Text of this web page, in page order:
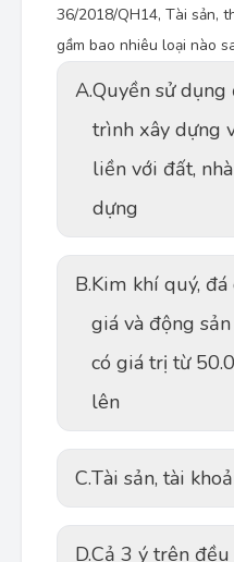
36/2018/QH14, Tài sản,
gầm bao nhiêu loại nào
A.Quyền sử dụng
trình xây dựng
liền với đất,
dựng
B.Kim khí quý,
giá và động
có giá trị từ
lên
C.Tài sản, tài
D.Cả 3 ý trên